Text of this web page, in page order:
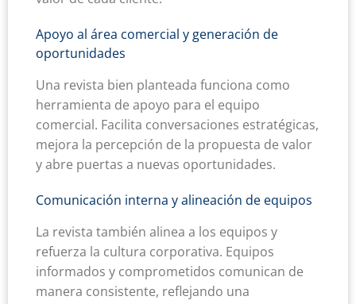
Apoyo al área comercial y generación de
oportunidades
Una revista bien planteada funciona como
herramienta de apoyo para el equipo
comercial. Facilita conversaciones estratégicas,
mejora la percepción de la propuesta de valor
y abre puertas a nuevas oportunidades.
Comunicación interna y alineación de equipos
La revista también alinea a los equipos y
refuerza la cultura corporativa. Equipos
informados y comprometidos comunican de
manera consistente, reflejando una